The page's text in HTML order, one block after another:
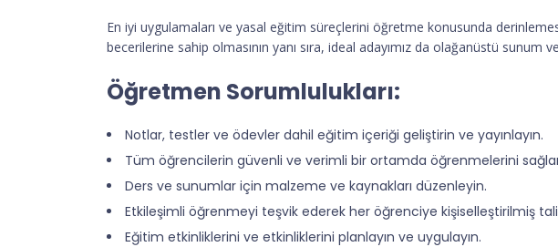
En iyi uygulamaları ve yasal eğitim süreçlerini öğretme konusunda
becerilerine sahip olmasının yanı sıra, ideal adayımız da olağanüstü sunum
Öğretmen Sorumlulukları:
Notlar, testler ve ödevler dahil eğitim içeriği geliştirin ve yayınlayın.
Tüm öğrencilerin güvenli ve verimli bir ortamda öğrenmelerini
Ders ve sunumlar için malzeme ve kaynakları düzenleyin.
Etkileşimli öğrenmeyi teşvik ederek her öğrenciye kişiselleştirilmiş
Eğitim etkinliklerini ve etkinliklerini planlayın ve uygulayın.